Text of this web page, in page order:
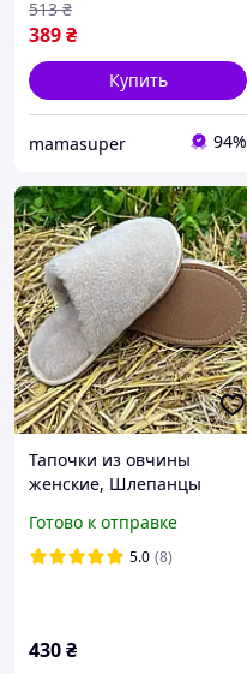
389₴
513 ₴
Купить
mamasuper 94%
Тапочки из овчины
женские, Шлепанцы
шерсти, Домашние
тапочки женские
Готово к отправке
5.0 (8)
430₴